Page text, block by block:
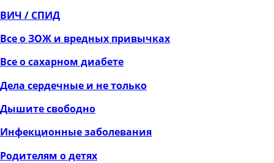
ВИЧ / СПИД
Все о ЗОЖ и вредных привычках
Все о сахарном диабете
Дела сердечные и не только
Дышите свободно
Инфекционные заболевания
Родителям о детях